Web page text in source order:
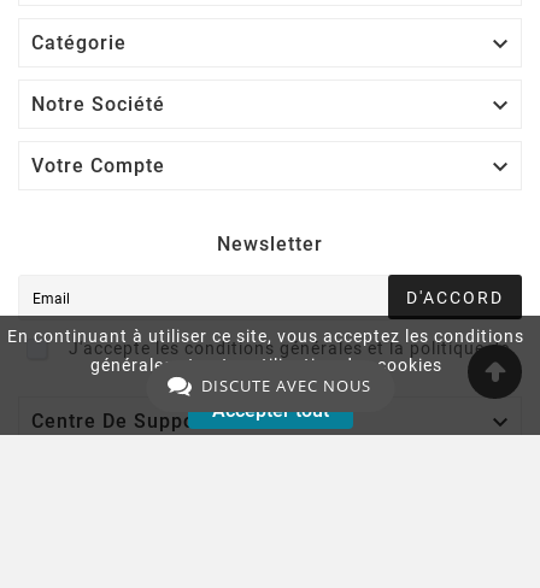
En continuant à utiliser ce site, vous acceptez les conditions
générales et notre utilisation des cookies
Accepter tout
Catégorie 
Notre Société 
Votre Compte 
Newsletter
D'ACCORD
J'accepte les conditions générales et la politique de
Centre De Support 
DISCUTE AVEC NOUS